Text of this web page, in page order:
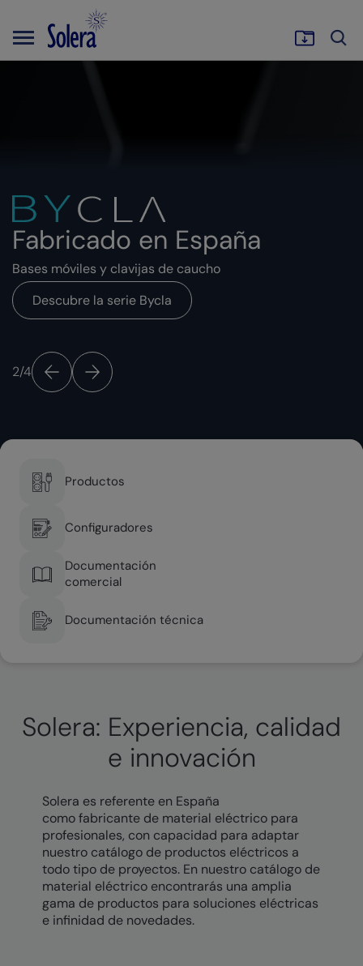
Fabricado en España
Bases móviles y clavijas de caucho
Descubre la serie Bycla
2/4
Productos
Configuradores
Documentación
comercial
Documentación técnica
Solera: Experiencia, calidad
e innovación
Solera es referente en España
como fabricante de material eléctrico para
profesionales, con capacidad para adaptar
nuestro catálogo de productos eléctricos a
todo tipo de proyectos. En nuestro catálogo de
material eléctrico encontrarás una amplia
gama de productos para soluciones eléctricas
e infinidad de novedades.